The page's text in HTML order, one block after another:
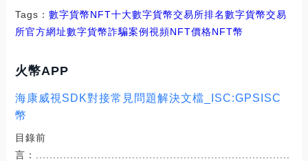
Tags： 數字貨幣NFT十大數字貨幣交易所排名數字貨幣交易
所官方網址數字貨幣詐騙案例視頻NFT價格NFT幣
火幣APP
海康威視SDK對接常見問題解決文檔_ISC:GPSISC
幣
目錄前
言：..........................................................................